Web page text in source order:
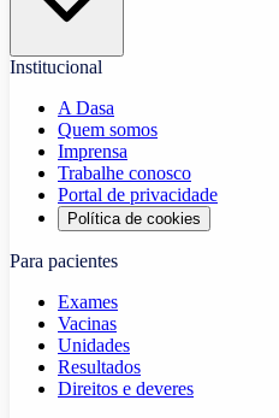
Institucional
A Dasa
Quem somos
Imprensa
Trabalhe conosco
Portal de privacidade
Política de cookies
Para pacientes
Exames
Vacinas
Unidades
Resultados
Direitos e deveres